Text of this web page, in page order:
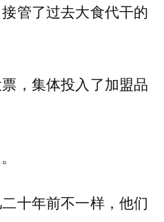
管了过去大食代干的
，集体投入了加盟品
十年前不一样，他们